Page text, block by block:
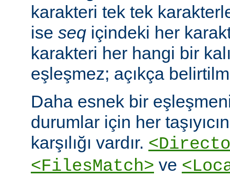
karakteri tek tek
ise seq içindeki her
karakteri her hangi bir
eşleşmez; açıkça
Daha esnek bir
durumlar için her
karşılığı vardır.
<FilesMatch> ve